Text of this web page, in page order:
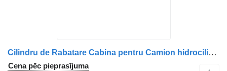
Cilindru de Rabatare Cabina pentru Camion hidrocilindrs paredzēts MAN – Coduri: 81417236124, 81417236138, 85417236010, 85417236030, 81978122318 kravas automašīnas
Cena pēc pieprasījuma